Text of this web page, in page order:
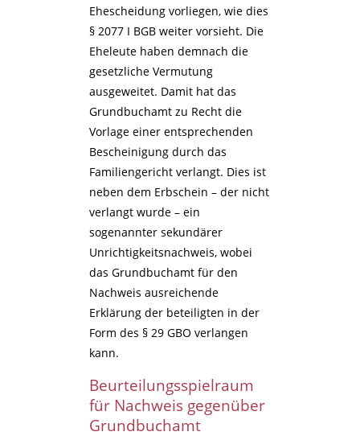
Ehescheidung vorliegen, wie dies
§ 2077 I BGB weiter vorsieht. Die
Eheleute haben demnach die
gesetzliche Vermutung
ausgeweitet. Damit hat das
Grundbuchamt zu Recht die
Vorlage einer entsprechenden
Bescheinigung durch das
Familiengericht verlangt. Dies ist
neben dem Erbschein – der nicht
verlangt wurde – ein
sogenannter sekundärer
Unrichtigkeitsnachweis, wobei
das Grundbuchamt für den
Nachweis ausreichende
Erklärung der beteiligten in der
Form des § 29 GBO verlangen
kann.
Beurteilungsspielraum
für Nachweis gegenüber
Grundbuchamt